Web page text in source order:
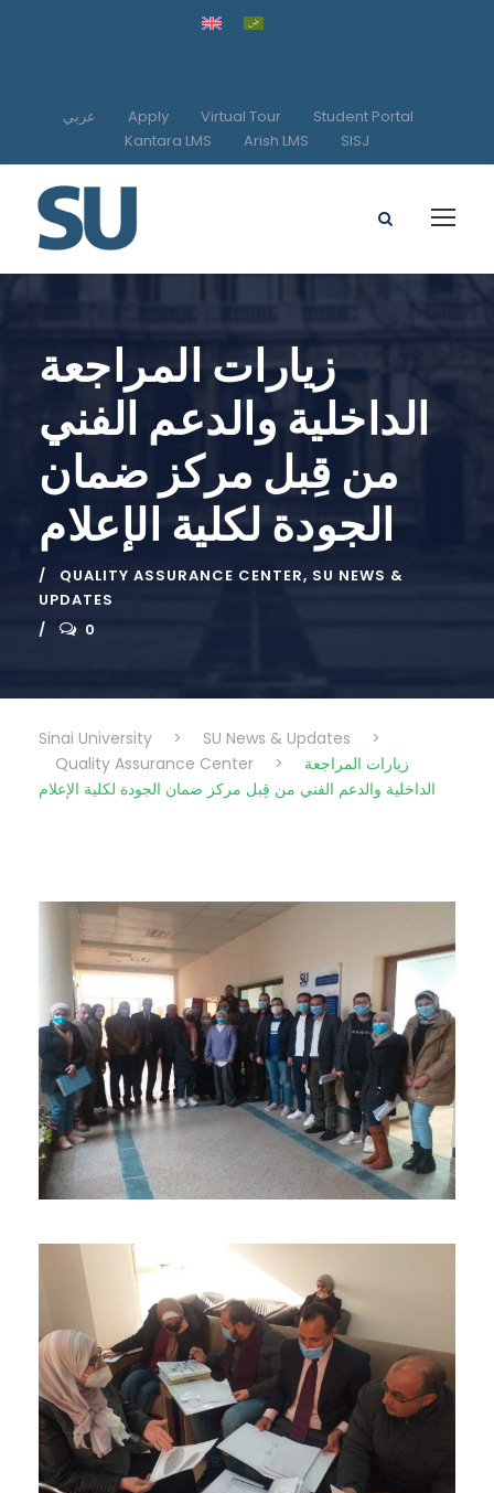
عربي Apply Virtual Tour
Student Portal
Kantara LMS
Arish LMS SISJ
زيارات المراجعة
الداخلية والدعم الفني
من قِبل مركز ضمان
الجودة لكلية الإعلام
QUALITY ASSURANCE CENTER, SU NEWS &
UPDATES
0
Sinai University > SU News & Updates
>
Quality Assurance Center
>
زيارات المراجعة
الداخلية والدعم الفني من قِبل مركز ضمان الجودة لكلية الإعلام